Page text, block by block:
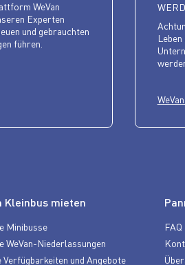
WeVan
Experten
und gebrauchten
führen.
Kleinbus mieten
Minibusse
WeVan-Niederlassungen
Verfügbarkeiten und Angebote
FAQ